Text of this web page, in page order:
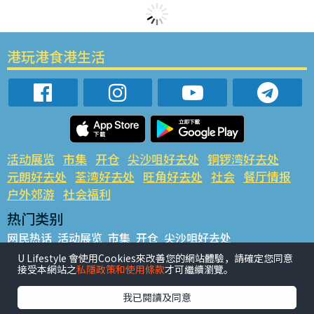
港玩港食港生活
活动展览 市集 开仓 尖沙咀好去处 铜锣湾好去处
元朗好去处 荃湾好去处 旺角好去处 社会 餐厅情报
户外郊游 社会福利
热门类别
网民热话 活动展览 市集 开仓 尖沙咀好去处
铜锣湾好去处 元朗好去处 荃湾好去处 旺角好去处 社会
餐厅情报 户外郊游
热门标签
U Lifestyle 會使用Cookies來改善您的網站體驗，請確定您同意
接受本網站之私隱政策和使用條款才可繼續瀏覽。
我已閱讀及同意